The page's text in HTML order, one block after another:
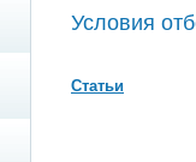
Условия
Статьи